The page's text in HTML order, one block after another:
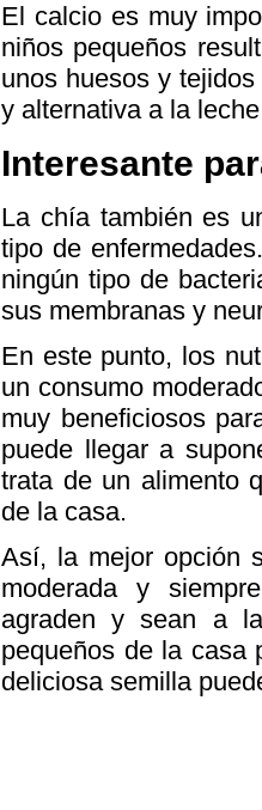
El calcio es muy
niños pequeños
unos huesos y
y alternativa a la
Interesante
La chía también es
tipo de
ningún tipo de
sus membranas y
En este punto, los
un consumo
muy beneficiosos
puede llegar a
trata de un alimento
de la casa.
Así, la mejor opción
moderada y
agraden y sean a
pequeños de la casa
deliciosa semilla